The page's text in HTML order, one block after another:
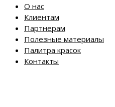
О нас
Клиентам
Партнерам
Полезные материалы
Палитра красок
Контакты